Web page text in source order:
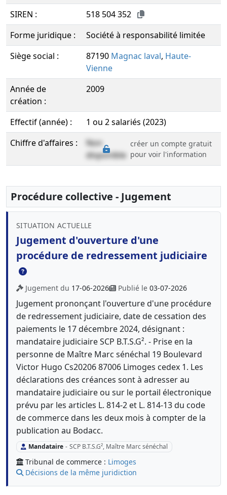
SIREN :
518 504 352
Forme juridique :
Société à responsabilité limitée
Siège social :
87190 Magnac laval, Haute-
Vienne
Année de
création :
2009
Effectif (année) :
1 ou 2 salariés (2023)
Chiffre d'affaires :
Non
disponible
créer un compte gratuit
pour voir l'information
Procédure collective - Jugement
SITUATION ACTUELLE
Jugement d'ouverture d'une
procédure de redressement judiciaire
Jugement du 17-06-2026 Publié le 03-07-2026
Jugement prononçant l'ouverture d'une procédure
de redressement judiciaire, date de cessation des
paiements le 17 décembre 2024, désignant :
mandataire judiciaire SCP B.T.S.G². - Prise en la
personne de Maître Marc sénéchal 19 Boulevard
Victor Hugo Cs20206 87006 Limoges cedex 1. Les
déclarations des créances sont à adresser au
mandataire judiciaire ou sur le portail électronique
prévu par les articles L. 814-2 et L. 814-13 du code
de commerce dans les deux mois à compter de la
publication au Bodacc.
Mandataire - SCP B.T.S.G², Maître Marc sénéchal
Tribunal de commerce : Limoges
Décisions de la même juridiction